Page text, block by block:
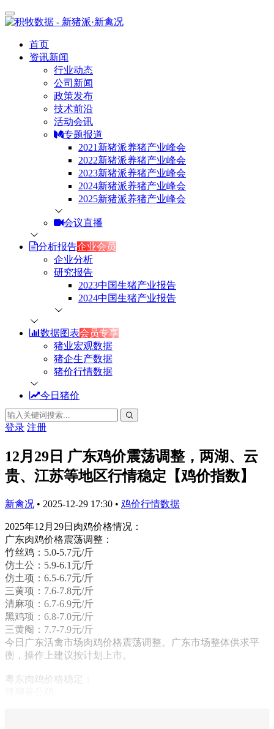
首页
资讯新闻
行业动态
公司新闻
政策发布
技术前沿
活动会讯
专题报道
2021新猪派养猪产业峰会
2022新猪派养猪产业峰会
2023新猪派养猪产业峰会
2024新猪派养猪产业峰会
2025新猪派养猪产业峰会
会议直播
分析报告企业会员
企业分析
研究报告
2023中国生猪产业报告
2024中国生猪产业报告
数据图表会员专享
猪业宏观数据
猪企生产数据
猪价行情数据
今日猪价
登录 注册
12月29日 广东鸡价震荡调整，两湖、云
贵、江苏等地区行情稳定【鸡价指数】
新禽况 • 2025-12-29 17:30 • 鸡价行情数据
2025年12月29日肉鸡价格情况：
广东肉鸡价格震荡调整：
竹丝鸡：5.0-5.7元/斤
仿土公：5.9-6.1元/斤
仿土项：6.5-6.7元/斤
三黄项：7.6-7.8元/斤
清麻项：6.7-6.9元/斤
黑鸡项：6.8-7.0元/斤
三黄阉：7.7-7.9元/斤
今日广东活禽市场肉鸡价格震荡调整。广东市场整体供求平
衡，操作上建议按计划上市。
粤东肉鸡价格稳定：